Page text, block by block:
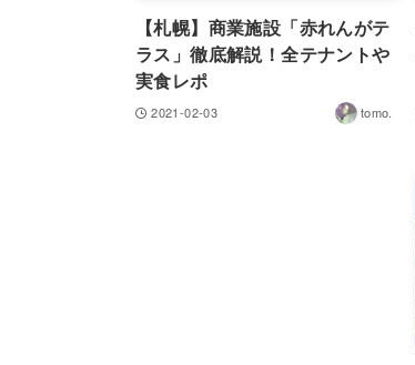
【札幌】商業施設「赤れんがテ
ラス」徹底解説！全テナントや
実食レポ
2021-02-03 tomo.